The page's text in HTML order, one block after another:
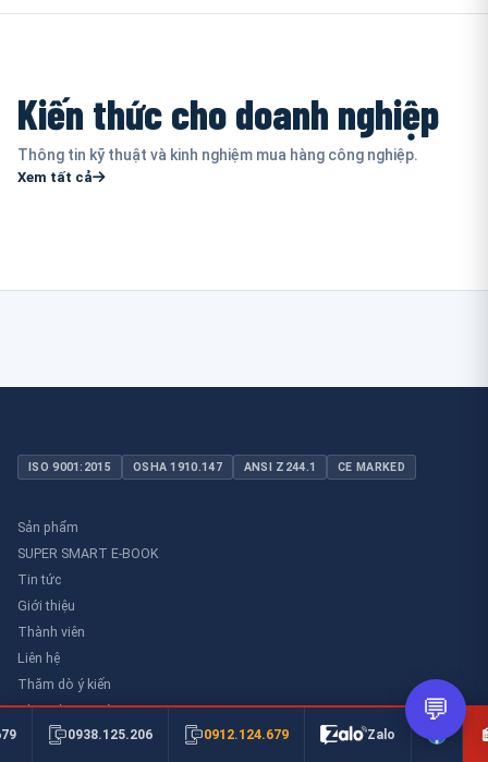
Kiến thức cho doanh nghiệp
Thông tin kỹ thuật và kinh nghiệm mua hàng công nghiệp.
Xem tất cả
ISO 9001:2015 OSHA 1910.147 ANSI Z244.1 CE MARKED
Sản phẩm
SUPER SMART E-BOOK
Tin tức
Giới thiệu
Thành viên
Liên hệ
Thăm dò ý kiến
Thư viên an toàn
0938.125.206 0912.124.679 Zalo
💬